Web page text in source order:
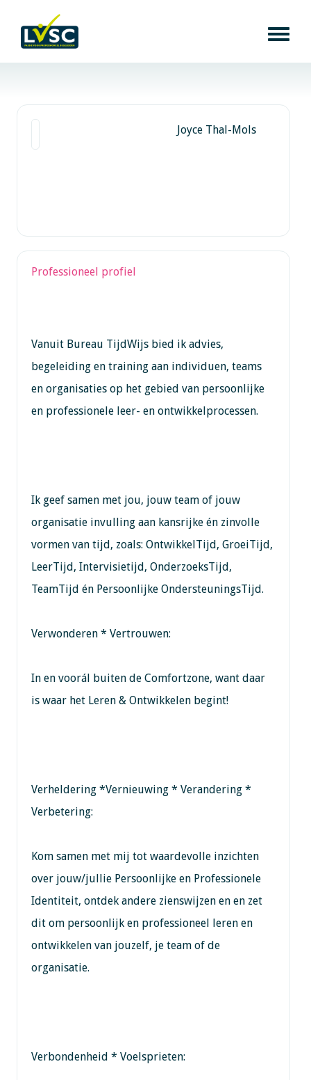
Joyce Thal-Mols
Professioneel profiel
Vanuit Bureau TijdWijs bied ik advies,
begeleiding en training aan individuen, teams
en organisaties op het gebied van persoonlijke
en professionele leer- en ontwikkelprocessen.
Ik geef samen met jou, jouw team of jouw
organisatie invulling aan kansrijke én zinvolle
vormen van tijd, zoals: OntwikkelTijd, GroeiTijd,
LeerTijd, Intervisietijd, OnderzoeksTijd,
TeamTijd én Persoonlijke OndersteuningsTijd.
Verwonderen * Vertrouwen:
In en voorál buiten de Comfortzone, want daar
is waar het Leren & Ontwikkelen begint!
Verheldering *Vernieuwing * Verandering *
Verbetering:
Kom samen met mij tot waardevolle inzichten
over jouw/jullie Persoonlijke en Professionele
Identiteit, ontdek andere zienswijzen en en zet
dit om persoonlijk en professioneel leren en
ontwikkelen van jouzelf, je team of de
organisatie.
Verbondenheid * Voelsprieten: